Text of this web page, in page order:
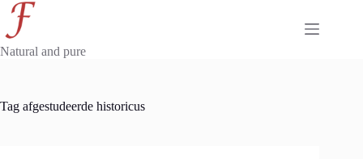
Skip
content
Natural and pure
Tag afgestudeerde historicus